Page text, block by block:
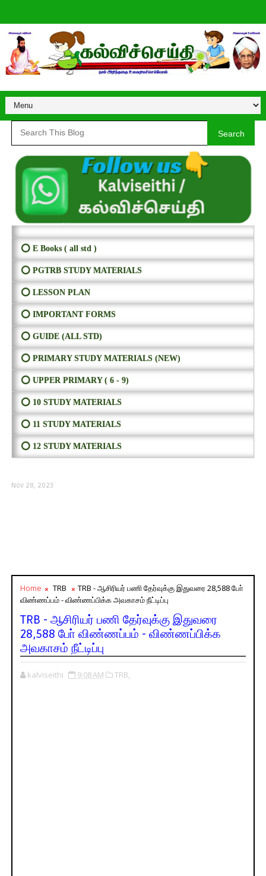
Search
⭕ E Books ( all std )
⭕ PGTRB STUDY MATERIALS
⭕ LESSON PLAN
⭕ IMPORTANT FORMS
⭕ GUIDE (ALL STD)
⭕ PRIMARY STUDY MATERIALS (NEW)
⭕ UPPER PRIMARY ( 6 - 9)
⭕ 10 STUDY MATERIALS
⭕ 11 STUDY MATERIALS
⭕ 12 STUDY MATERIALS
Nov 28, 2023
Home TRB
TRB - ஆசிரியர் பணி தேர்வுக்கு இதுவரை 28,588 போ்
விண்ணப்பம் - விண்ணப்பிக்க அவகாசம் நீட்டிப்பு
TRB - ஆசிரியர் பணி தேர்வுக்கு இதுவரை
28,588 போ் விண்ணப்பம் - விண்ணப்பிக்க
அவகாசம் நீட்டிப்பு
kalviseithi 9:08 AM TRB,